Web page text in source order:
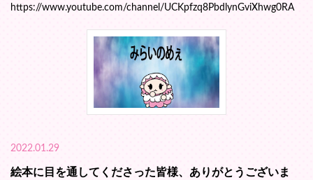
https://www.youtube.com/channel/UCKpfzq8PbdlynGviXhwg0RA
2022.01.29
絵本に目を通してくださった皆様、ありがとうございま